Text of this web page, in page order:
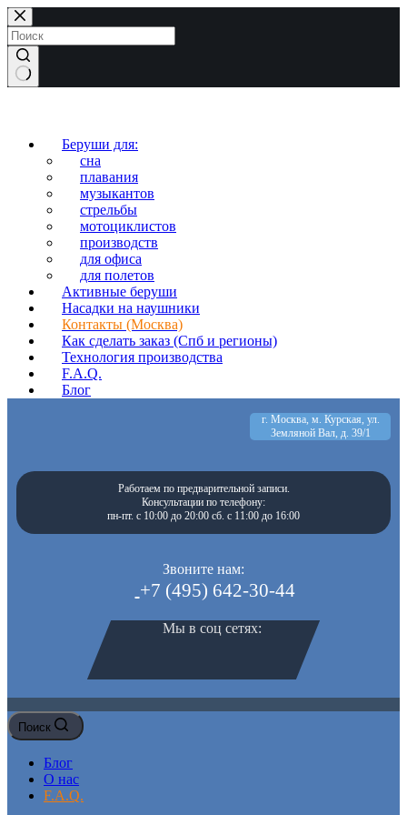
Перейти
к
сути
Беруши для:
сна
плавания
музыкантов
стрельбы
мотоциклистов
производств
для офиса
для полетов
Активные беруши
Насадки на наушники
Контакты (Москва)
Как сделать заказ (Спб и регионы)
Технология производства
F.A.Q.
Блог
г. Москва, м. Курская, ул.
Земляной Вал, д. 39/1
Работаем по предварительной записи.
Консультации по телефону:
пн-пт. с 10:00 до 20:00 сб. с 11:00 до 16:00
Звоните нам:
+7 (495) 642-30-44
Мы в соц сетях:
Поиск
Блог
О нас
F.A.Q.